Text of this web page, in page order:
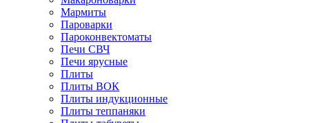
Мармиты
Пароварки
Пароконвектоматы
Печи СВЧ
Печи ярусные
Плиты
Плиты ВОК
Плиты индукционные
Плиты теппаняки